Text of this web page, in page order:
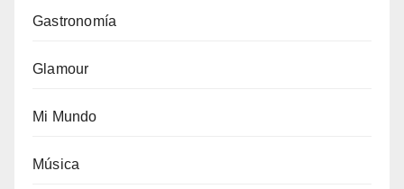
Gastronomía
Glamour
Mi Mundo
Música